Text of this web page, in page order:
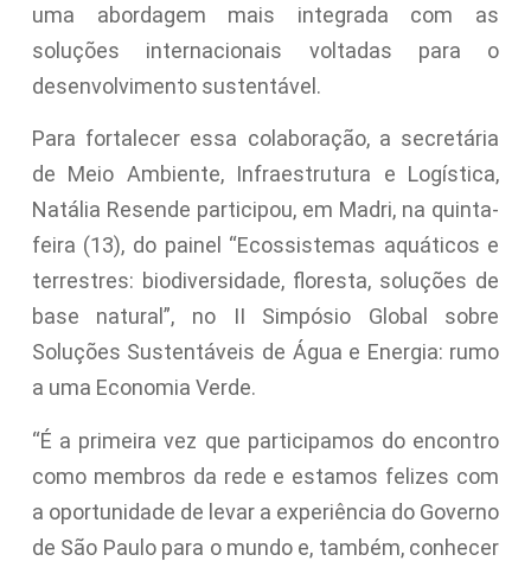
uma abordagem mais integrada com as
soluções internacionais voltadas para o
desenvolvimento sustentável.
Para fortalecer essa colaboração, a secretária
de Meio Ambiente, Infraestrutura e Logística,
Natália Resende participou, em Madri, na quinta-
feira (13), do painel “Ecossistemas aquáticos e
terrestres: biodiversidade, floresta, soluções de
base natural”, no II Simpósio Global sobre
Soluções Sustentáveis ​​de Água e Energia: rumo
a uma Economia Verde.
“É a primeira vez que participamos do encontro
como membros da rede e estamos felizes com
a oportunidade de levar a experiência do Governo
de São Paulo para o mundo e, também, conhecer